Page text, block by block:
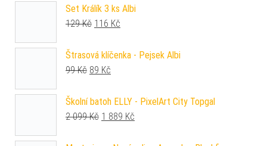
Set Králík 3 ks Albi
129Kč Původní cena byla: 129 Kč.
116 Kč
Štrasová klíčenka - Pejsek Albi
99Kč Původní cena byla: 99 Kč.
89 Kč
Školní batoh ELLY - PixelArt City Topgal
2 099Kč Původní cena byla: 2 099 Kč.
1 889 Kč